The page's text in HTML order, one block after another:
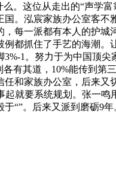
这位从走出的“声学
。泓宸家族办公室客
每一派都有本人的护
都抓住了手艺的海潮
1。努力于为中国
有其道，10%能传到
和家族办公室，后来
就要系统规划。张一
。后来又派到磨砺9